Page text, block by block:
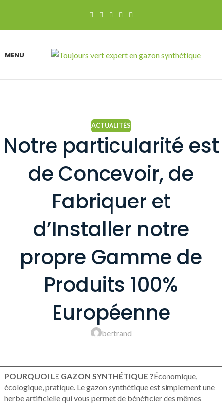
MENU
ACTUALITÉS
Notre particularité est
de Concevoir, de
Fabriquer et
d’Installer notre
propre Gamme de
Produits 100%
Européenne
bertrand
POURQUOI LE GAZON SYNTHÉTIQUE ?Économique,
écologique, pratique. Le gazon synthétique est simplement une
herbe artificielle qui vous permet de bénéficier des mêmes